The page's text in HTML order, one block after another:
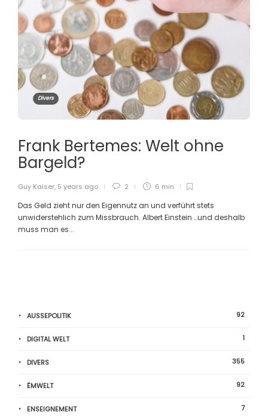
Divers
Frank Bertemes: Welt ohne
Bargeld?
Guy Kaiser, 5 years ago 2 6 min
Das Geld zieht nur den Eigennutz an und verführt stets
unwiderstehlich zum Missbrauch. Albert Einstein …und deshalb
muss man es...
AUSSEPOLITIK 92
DIGITAL WELT 1
DIVERS 355
ËMWELT 92
ENSEIGNEMENT 7